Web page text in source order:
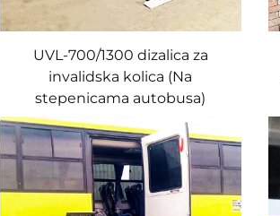
UVL-700/1300 dizalica za
invalidska kolica (Na
stepenicama autobusa)